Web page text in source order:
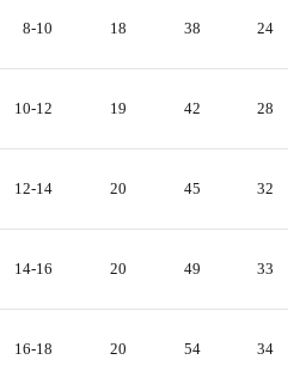
24
38
18
8-10
28
42
19
10-12
32
45
20
12-14
33
49
20
14-16
34
54
20
16-18